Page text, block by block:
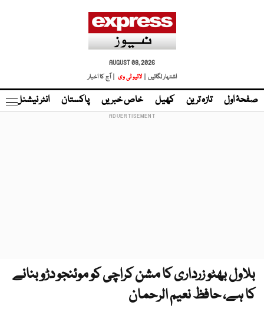
AUGUST 08, 2026
اشتہار لگائیں |
لائیو ٹی وی | آج کا اخبار
صفحۂ اول تازہ ترین کھیل خاص خبریں پاکستان انٹر نیشنل
بلاول بھٹو زرداری کا مشن کراچی کو موئنجو دڑو بنانے
کا ہے، حافظ نعیم الرحمان